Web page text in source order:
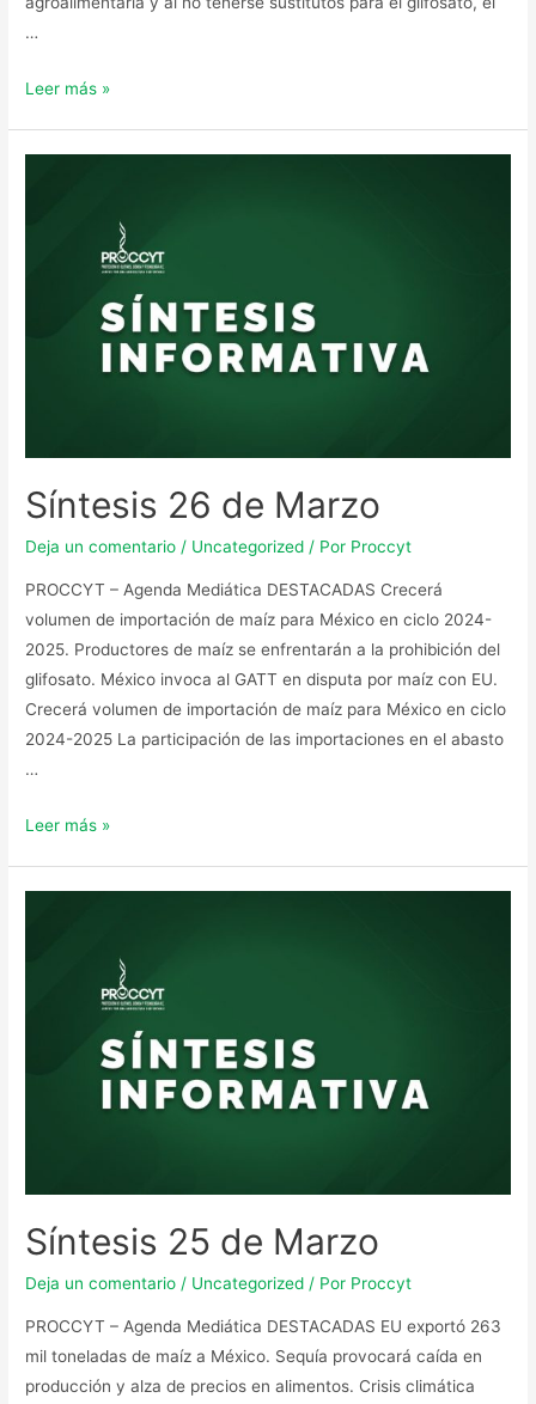
…
Leer más »
Síntesis 26 de Marzo
Deja un comentario / Uncategorized / Por Proccyt
PROCCYT – Agenda Mediática DESTACADAS Crecerá
volumen de importación de maíz para México en ciclo 2024-
2025. Productores de maíz se enfrentarán a la prohibición del
glifosato. México invoca al GATT en disputa por maíz con EU.
Crecerá volumen de importación de maíz para México en ciclo
2024-2025 La participación de las importaciones en el abasto
…
Leer más »
Síntesis 25 de Marzo
Deja un comentario / Uncategorized / Por Proccyt
PROCCYT – Agenda Mediática DESTACADAS EU exportó 263
mil toneladas de maíz a México. Sequía provocará caída en
producción y alza de precios en alimentos. Crisis climática